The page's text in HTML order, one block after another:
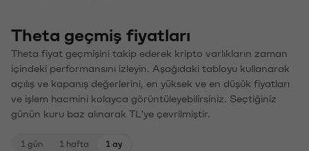
Theta geçmiş fiyatları
Theta fiyat geçmişini takip ederek kripto varlıkların zaman
içindeki performansını izleyin. Aşağıdaki tabloyu kullanarak
açılış ve kapanış değerlerini, en yüksek ve en düşük fiyatları
ve işlem hacmini kolayca görüntüleyebilirsiniz. Seçtiğiniz
günün kuru baz alınarak TL'ye çevrilmiştir.
1 gün 1 hafta 1 ay